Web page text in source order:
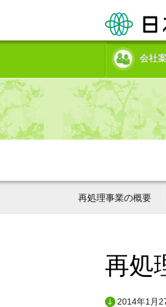
会社
再処理事業の概要
再処
2014年1月